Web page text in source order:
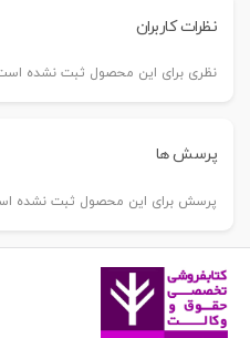
بیگ
عدد
نظرات کاربران
نظری برای این محصول ثبت نشده
پرسش ها
پرسش برای این محصول ثبت نشده